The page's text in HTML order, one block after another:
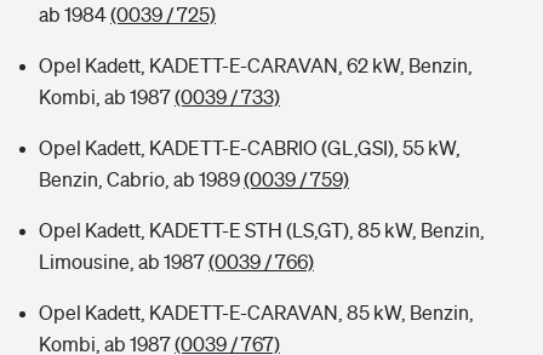
ab 1984(0039 / 725)
Opel Kadett, KADETT-E-CARAVAN, 62 kW, Benzin,
Kombi, ab 1987(0039 / 733)
Opel Kadett, KADETT-E-CABRIO (GL,GSI), 55 kW,
Benzin, Cabrio, ab 1989(0039 / 759)
Opel Kadett, KADETT-E STH (LS,GT), 85 kW, Benzin,
Limousine, ab 1987(0039 / 766)
Opel Kadett, KADETT-E-CARAVAN, 85 kW, Benzin,
Kombi, ab 1987(0039 / 767)